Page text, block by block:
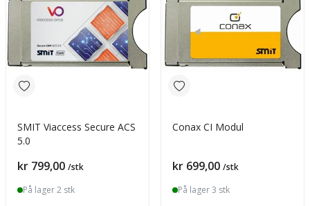
SMIT Viaccess Secure ACS
5.0
Pris
kr 799,00 /stk
På lager 2 stk
Conax CI Modul
Pris
kr 699,00 /stk
På lager 3 stk